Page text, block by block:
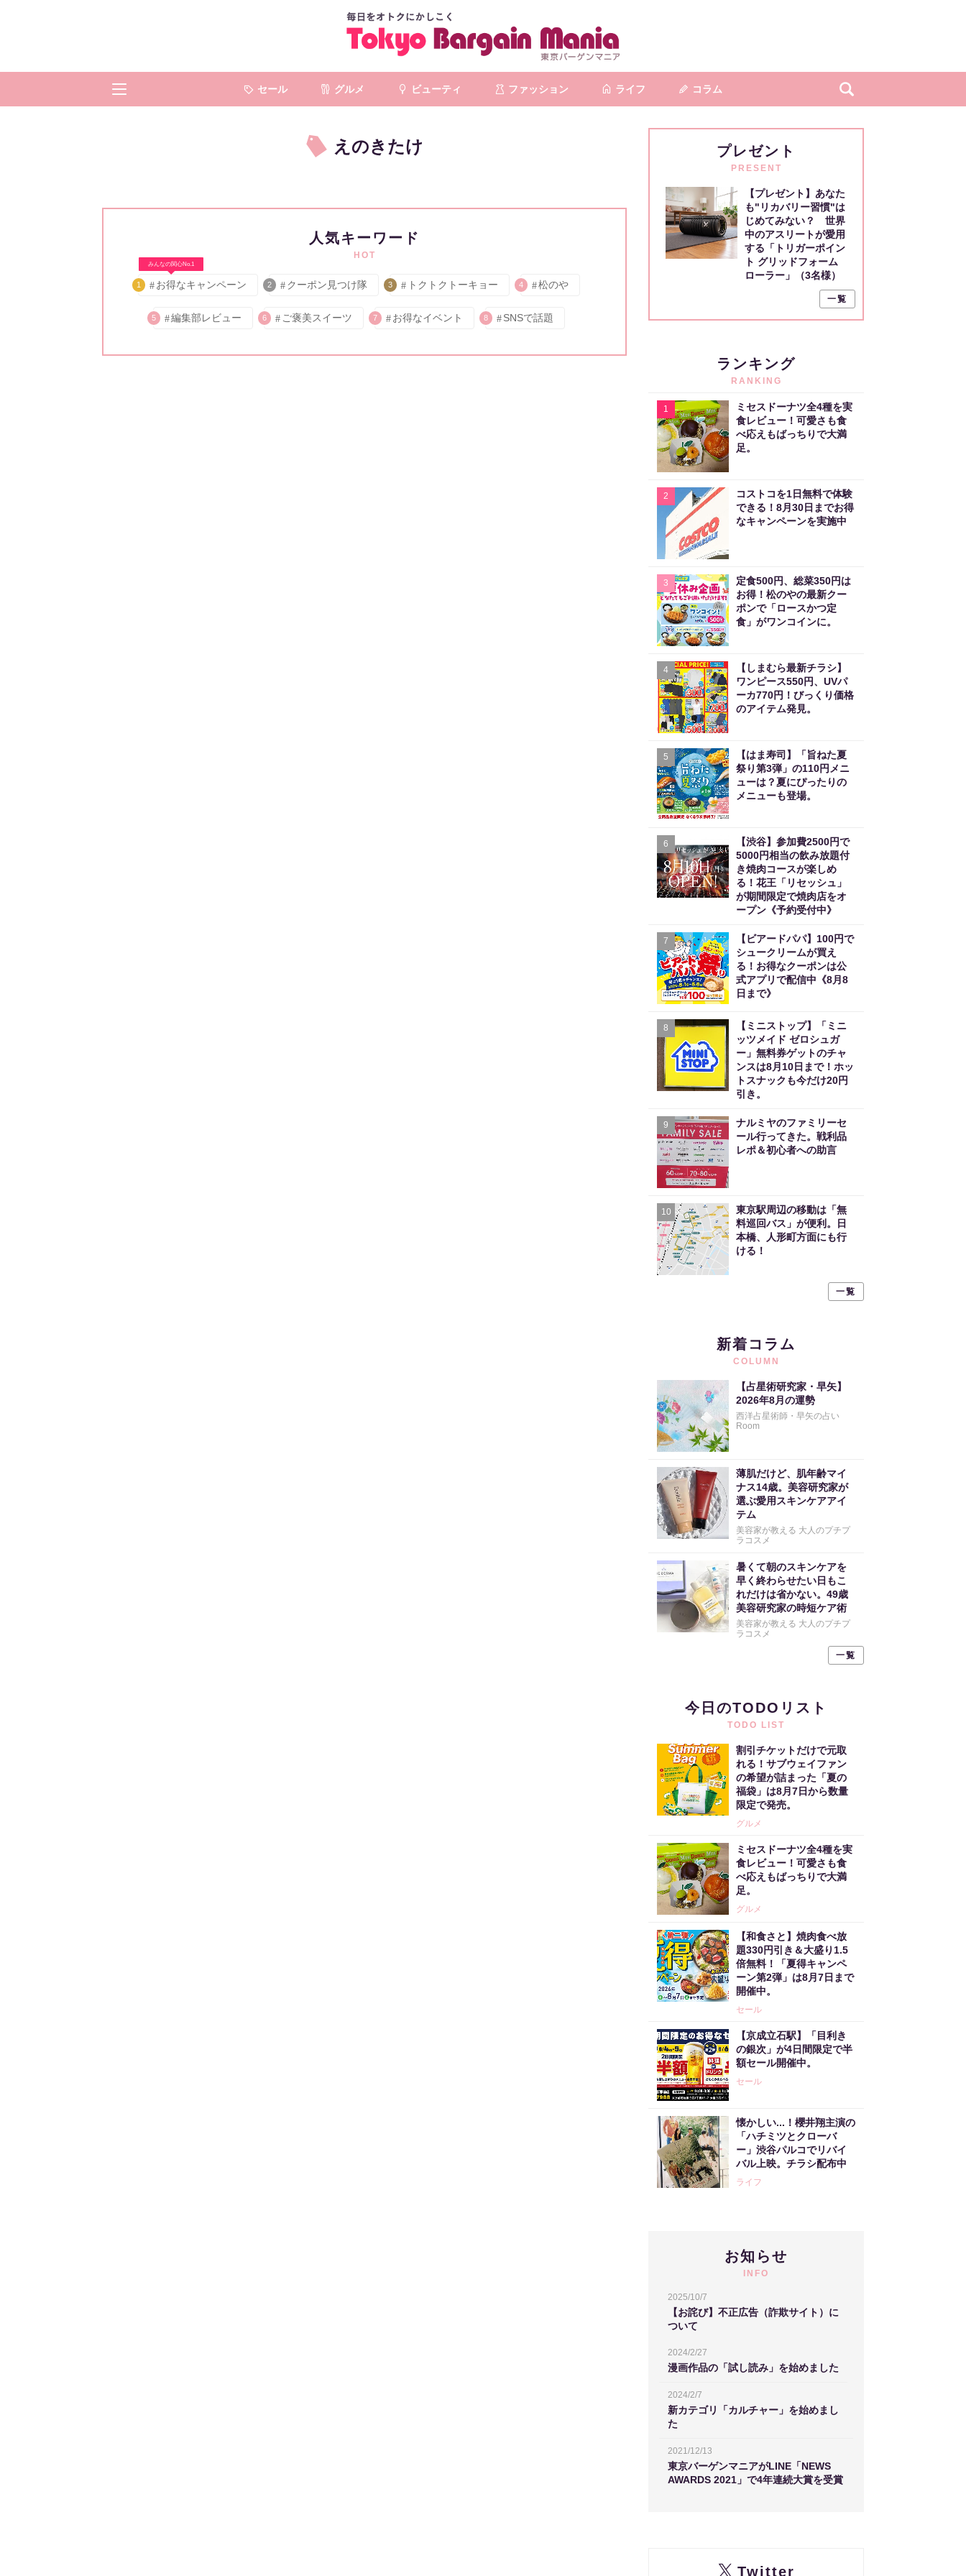
セール グルメ ビューティ ファッション ライフ コラム
えのきたけ
人気キーワード
HOT
みんなの関心No.1
1 お得なキャンペーン 2 クーポン見つけ隊 3 トクトクトーキョー 4 松のや
5 編集部レビュー 6 ご褒美スイーツ 7 お得なイベント 8 SNSで話題
プレゼント
PRESENT
【プレゼント】あなた
も"リカバリー習慣"は
じめてみない？ 世界
中のアスリートが愛用
する「トリガーポイン
ト グリッドフォーム
ローラー」（3名様）
一覧
ランキング
RANKING
1
ミセスドーナツ全4種を実
食レビュー！可愛さも食
べ応えもばっちりで大満
足。
2
コストコを1日無料で体験
できる！8月30日までお得
なキャンペーンを実施中
3
定食500円、総菜350円は
お得！松のやの最新クー
ポンで「ロースかつ定
食」がワンコインに。
4
【しまむら最新チラシ】
ワンピース550円、UVパ
ーカ770円！びっくり価格
のアイテム発見。
5
【はま寿司】「旨ねた夏
祭り第3弾」の110円メニ
ューは？夏にぴったりの
メニューも登場。
6
【渋谷】参加費2500円で
5000円相当の飲み放題付
き焼肉コースが楽しめ
る！花王「リセッシュ」
が期間限定で焼肉店をオ
ープン《予約受付中》
7
【ビアードパパ】100円で
シュークリームが買え
る！お得なクーポンは公
式アプリで配信中《8月8
日まで》
8
【ミニストップ】「ミニ
ッツメイド ゼロシュガ
ー」無料券ゲットのチャ
ンスは8月10日まで！ホッ
トスナックも今だけ20円
引き。
9
ナルミヤのファミリーセ
ール行ってきた。戦利品
レポ＆初心者への助言
10
東京駅周辺の移動は「無
料巡回バス」が便利。日
本橋、人形町方面にも行
ける！
一覧
新着コラム
COLUMN
【占星術研究家・早矢】
2026年8月の運勢
西洋占星術師・早矢の占い
Room
薄肌だけど、肌年齢マイ
ナス14歳。美容研究家が
選ぶ愛用スキンケアアイ
テム
美容家が教える 大人のプチプ
ラコスメ
暑くて朝のスキンケアを
早く終わらせたい日もこ
れだけは省かない。49歳
美容研究家の時短ケア術
美容家が教える 大人のプチプ
ラコスメ
一覧
今日のTODOリスト
TODO LIST
割引チケットだけで元取
れる！サブウェイファン
の希望が詰まった「夏の
福袋」は8月7日から数量
限定で発売。
グルメ
ミセスドーナツ全4種を実
食レビュー！可愛さも食
べ応えもばっちりで大満
足。
グルメ
【和食さと】焼肉食べ放
題330円引き＆大盛り1.5
倍無料！「夏得キャンペ
ーン第2弾」は8月7日まで
開催中。
セール
【京成立石駅】「目利き
の銀次」が4日間限定で半
額セール開催中。
セール
懐かしい...！櫻井翔主演の
「ハチミツとクローバ
ー」渋谷パルコでリバイ
バル上映。チラシ配布中
ライフ
お知らせ
INFO
2025/10/7
【お詫び】不正広告（詐欺サイト）に
ついて
2024/2/27
漫画作品の「試し読み」を始めました
2024/2/7
新カテゴリ「カルチャー」を始めまし
た
2021/12/13
東京バーゲンマニアがLINE「NEWS
AWARDS 2021」で4年連続大賞を受賞
Twitter